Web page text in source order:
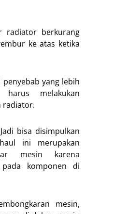
radiator berkurang
ke atas ketika
yang lebih
melakukan
radiator.
bisa disimpulkan
ini merupakan
mesin karena
komponen di
mesin,